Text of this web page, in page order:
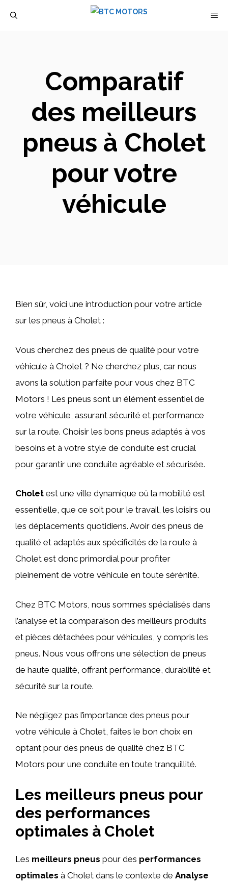
Comparatif
des meilleurs
pneus à Cholet
pour votre
véhicule
Bien sûr, voici une introduction pour votre article
sur les pneus à Cholet :
Vous cherchez des pneus de qualité pour votre
véhicule à Cholet ? Ne cherchez plus, car nous
avons la solution parfaite pour vous chez BTC
Motors ! Les pneus sont un élément essentiel de
votre véhicule, assurant sécurité et performance
sur la route. Choisir les bons pneus adaptés à vos
besoins et à votre style de conduite est crucial
pour garantir une conduite agréable et sécurisée.
Cholet est une ville dynamique où la mobilité est
essentielle, que ce soit pour le travail, les loisirs ou
les déplacements quotidiens. Avoir des pneus de
qualité et adaptés aux spécificités de la route à
Cholet est donc primordial pour profiter
pleinement de votre véhicule en toute sérénité.
Chez BTC Motors, nous sommes spécialisés dans
l’analyse et la comparaison des meilleurs produits
et pièces détachées pour véhicules, y compris les
pneus. Nous vous offrons une sélection de pneus
de haute qualité, offrant performance, durabilité et
sécurité sur la route.
Ne négligez pas l’importance des pneus pour
votre véhicule à Cholet, faites le bon choix en
optant pour des pneus de qualité chez BTC
Motors pour une conduite en toute tranquillité.
Les meilleurs pneus pour
des performances
optimales à Cholet
Les meilleurs pneus pour des performances
optimales à Cholet dans le contexte de Analyse